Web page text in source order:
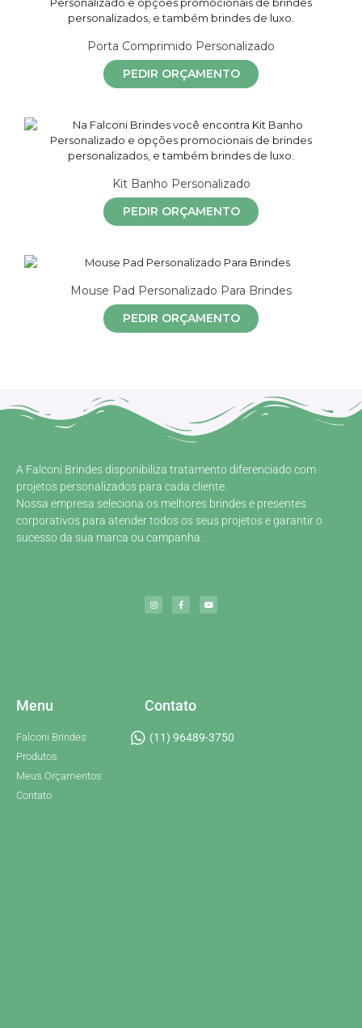
Porta Comprimido Personalizado
PEDIR ORÇAMENTO
Kit Banho Personalizado
PEDIR ORÇAMENTO
Mouse Pad Personalizado Para Brindes
PEDIR ORÇAMENTO
A Falconi Brindes disponibiliza tratamento diferenciado com
projetos personalizados para cada cliente.
Nossa empresa seleciona os melhores brindes e presentes
corporativos para atender todos os seus projetos e garantir o
sucesso da sua marca ou campanha.
Menu
Falconi Brindes
Produtos
Meus Orçamentos
Contato
Contato
(11) 96489-3750